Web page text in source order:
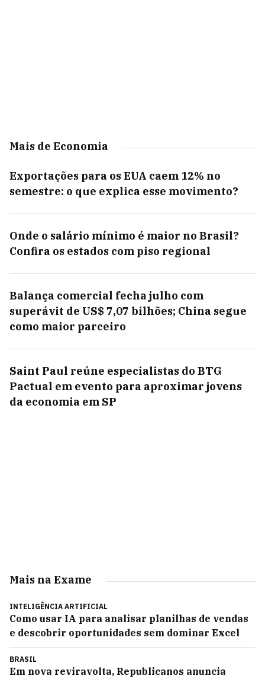
Mais de Economia
Exportações para os EUA caem 12% no
semestre: o que explica esse movimento?
Onde o salário mínimo é maior no Brasil?
Confira os estados com piso regional
Balança comercial fecha julho com
superávit de US$ 7,07 bilhões; China segue
como maior parceiro
Saint Paul reúne especialistas do BTG
Pactual em evento para aproximar jovens
da economia em SP
Mais na Exame
INTELIGÊNCIA ARTIFICIAL
Como usar IA para analisar planilhas de vendas
e descobrir oportunidades sem dominar Excel
BRASIL
Em nova reviravolta, Republicanos anuncia